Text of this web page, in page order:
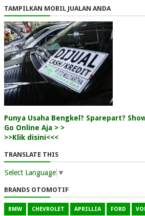
TAMPILKAN MOBIL JUALAN ANDA
Punya Usaha Bengkel? Sparepart?
Go Online Aja > >
>>Klik disini<<<
TRANSLATE THIS
Select Language ▼
BRANDS OTOMOTIF
BMW CHEVROLET APRILLIA FORD